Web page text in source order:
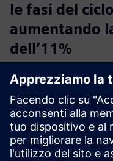
le fasi del
aumentando
dell’11%
Settore industriale:
trasporti
Sede: Budapest,
Siemens Software: NX